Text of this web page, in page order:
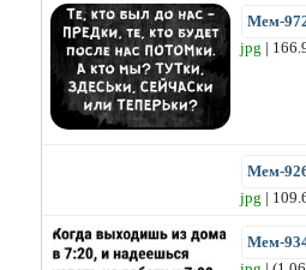
Мем-
jpg |
Мем-
jpg |
Мем-